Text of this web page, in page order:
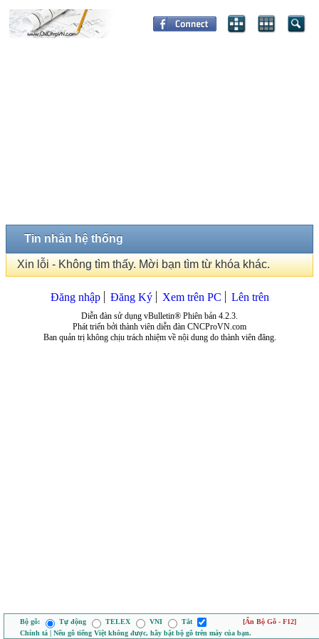
Tin nhắn hệ thống
Xin lỗi - Không tìm thấy. Mời bạn tìm từ khóa khác.
Đăng nhập Đăng Ký Xem trên PC Lên trên
Diễn đàn sử dụng vBulletin® Phiên bản 4.2.3.
Phát triển bởi thành viên diễn đàn CNCProVN.com
Ban quản trị không chịu trách nhiệm về nội dung do thành viên đăng.
Bộ gõ: Tự động TELEX VNI Tắt
[Ẩn Bộ Gõ - F12]
Chính tả | Nếu gõ tiếng Việt không được, hãy bật bộ gõ trên máy của bạn.